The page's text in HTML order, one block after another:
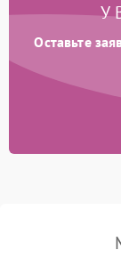
Повреждение
Неисправность
Поломка
У
Оставьте